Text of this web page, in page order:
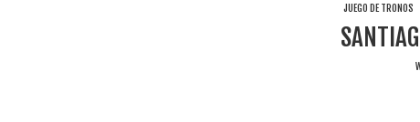
JUEGO DE TRONOS